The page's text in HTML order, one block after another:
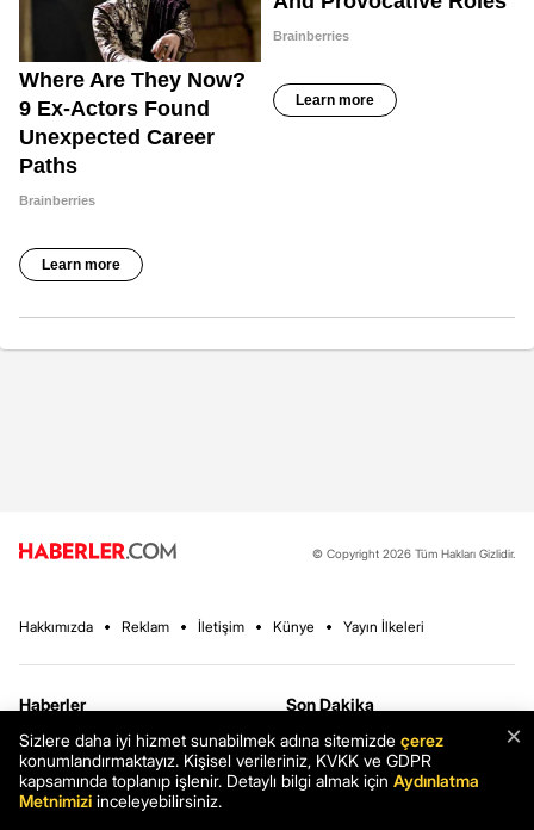
© Copyright 2026 Tüm Hakları Gizlidir.
Hakkımızda Reklam İletişim Künye Yayın İlkeleri
Haberler
Ekonomi
Spor
Magazin
Son Dakika
Sağlık
Teknoloji
×
Sizlere daha iyi hizmet sunabilmek adına sitemizde çerez
konumlandırmaktayız. Kişisel verileriniz, KVKK ve GDPR
kapsamında toplanıp işlenir. Detaylı bilgi almak için Aydınlatma
Metnimizi inceleyebilirsiniz.